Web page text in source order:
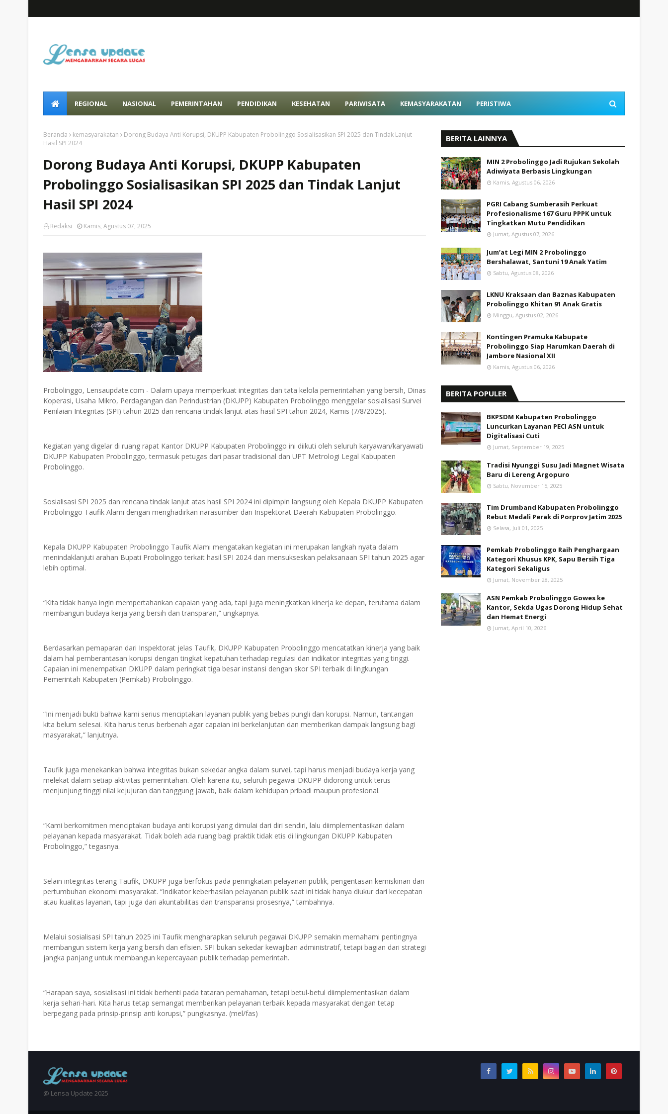
REGIONAL NASIONAL PEMERINTAHAN PENDIDIKAN KESEHATAN PARIWISATA KEMASYARAKATAN PERISTIWA
Beranda kemasyarakatan
Dorong Budaya Anti Korupsi, DKUPP Kabupaten Probolinggo Sosialisasikan SPI 2025 dan Tindak Lanjut
Hasil SPI 2024
Dorong Budaya Anti Korupsi, DKUPP Kabupaten
Probolinggo Sosialisasikan SPI 2025 dan Tindak Lanjut
Hasil SPI 2024
Redaksi Kamis, Agustus 07, 2025
Probolinggo, Lensaupdate.com - Dalam upaya memperkuat integritas dan tata kelola pemerintahan yang bersih, Dinas
Koperasi, Usaha Mikro, Perdagangan dan Perindustrian (DKUPP) Kabupaten Probolinggo menggelar sosialisasi Survei
Penilaian Integritas (SPI) tahun 2025 dan rencana tindak lanjut atas hasil SPI tahun 2024, Kamis (7/8/2025).
Kegiatan yang digelar di ruang rapat Kantor DKUPP Kabupaten Probolinggo ini diikuti oleh seluruh karyawan/karyawati
DKUPP Kabupaten Probolinggo, termasuk petugas dari pasar tradisional dan UPT Metrologi Legal Kabupaten
Probolinggo.
Sosialisasi SPI 2025 dan rencana tindak lanjut atas hasil SPI 2024 ini dipimpin langsung oleh Kepala DKUPP Kabupaten
Probolinggo Taufik Alami dengan menghadirkan narasumber dari Inspektorat Daerah Kabupaten Probolinggo.
Kepala DKUPP Kabupaten Probolinggo Taufik Alami mengatakan kegiatan ini merupakan langkah nyata dalam
menindaklanjuti arahan Bupati Probolinggo terkait hasil SPI 2024 dan mensukseskan pelaksanaan SPI tahun 2025 agar
lebih optimal.
“Kita tidak hanya ingin mempertahankan capaian yang ada, tapi juga meningkatkan kinerja ke depan, terutama dalam
membangun budaya kerja yang bersih dan transparan,” ungkapnya.
Berdasarkan pemaparan dari Inspektorat jelas Taufik, DKUPP Kabupaten Probolinggo mencatatkan kinerja yang baik
dalam hal pemberantasan korupsi dengan tingkat kepatuhan terhadap regulasi dan indikator integritas yang tinggi.
Capaian ini menempatkan DKUPP dalam peringkat tiga besar instansi dengan skor SPI terbaik di lingkungan
Pemerintah Kabupaten (Pemkab) Probolinggo.
“Ini menjadi bukti bahwa kami serius menciptakan layanan publik yang bebas pungli dan korupsi. Namun, tantangan
kita belum selesai. Kita harus terus berbenah agar capaian ini berkelanjutan dan memberikan dampak langsung bagi
masyarakat,” lanjutnya.
Taufik juga menekankan bahwa integritas bukan sekedar angka dalam survei, tapi harus menjadi budaya kerja yang
melekat dalam setiap aktivitas pemerintahan. Oleh karena itu, seluruh pegawai DKUPP didorong untuk terus
menjunjung tinggi nilai kejujuran dan tanggung jawab, baik dalam kehidupan pribadi maupun profesional.
“Kami berkomitmen menciptakan budaya anti korupsi yang dimulai dari diri sendiri, lalu diimplementasikan dalam
pelayanan kepada masyarakat. Tidak boleh ada ruang bagi praktik tidak etis di lingkungan DKUPP Kabupaten
Probolinggo,” tegasnya.
Selain integritas terang Taufik, DKUPP juga berfokus pada peningkatan pelayanan publik, pengentasan kemiskinan dan
pertumbuhan ekonomi masyarakat. “Indikator keberhasilan pelayanan publik saat ini tidak hanya diukur dari kecepatan
atau kualitas layanan, tapi juga dari akuntabilitas dan transparansi prosesnya,” tambahnya.
Melalui sosialisasi SPI tahun 2025 ini Taufik mengharapkan seluruh pegawai DKUPP semakin memahami pentingnya
membangun sistem kerja yang bersih dan efisien. SPI bukan sekedar kewajiban administratif, tetapi bagian dari strategi
jangka panjang untuk membangun kepercayaan publik terhadap pemerintah.
“Harapan saya, sosialisasi ini tidak berhenti pada tataran pemahaman, tetapi betul-betul diimplementasikan dalam
kerja sehari-hari. Kita harus tetap semangat memberikan pelayanan terbaik kepada masyarakat dengan tetap
berpegang pada prinsip-prinsip anti korupsi,” pungkasnya. (mel/fas)
BERITA LAINNYA
MIN 2 Probolinggo Jadi Rujukan Sekolah
Adiwiyata Berbasis Lingkungan
Kamis, Agustus 06, 2026
PGRI Cabang Sumberasih Perkuat
Profesionalisme 167 Guru PPPK untuk
Tingkatkan Mutu Pendidikan
Jumat, Agustus 07, 2026
Jum’at Legi MIN 2 Probolinggo
Bershalawat, Santuni 19 Anak Yatim
Sabtu, Agustus 08, 2026
LKNU Kraksaan dan Baznas Kabupaten
Probolinggo Khitan 91 Anak Gratis
Minggu, Agustus 02, 2026
Kontingen Pramuka Kabupate
Probolinggo Siap Harumkan Daerah di
Jambore Nasional XII
Kamis, Agustus 06, 2026
BERITA POPULER
BKPSDM Kabupaten Probolinggo
Luncurkan Layanan PECI ASN untuk
Digitalisasi Cuti
Jumat, September 19, 2025
Tradisi Nyunggi Susu Jadi Magnet Wisata
Baru di Lereng Argopuro
Sabtu, November 15, 2025
Tim Drumband Kabupaten Probolinggo
Rebut Medali Perak di Porprov Jatim 2025
Selasa, Juli 01, 2025
Pemkab Probolinggo Raih Penghargaan
Kategori Khusus KPK, Sapu Bersih Tiga
Kategori Sekaligus
Jumat, November 28, 2025
ASN Pemkab Probolinggo Gowes ke
Kantor, Sekda Ugas Dorong Hidup Sehat
dan Hemat Energi
Jumat, April 10, 2026
@ Lensa Update 2025